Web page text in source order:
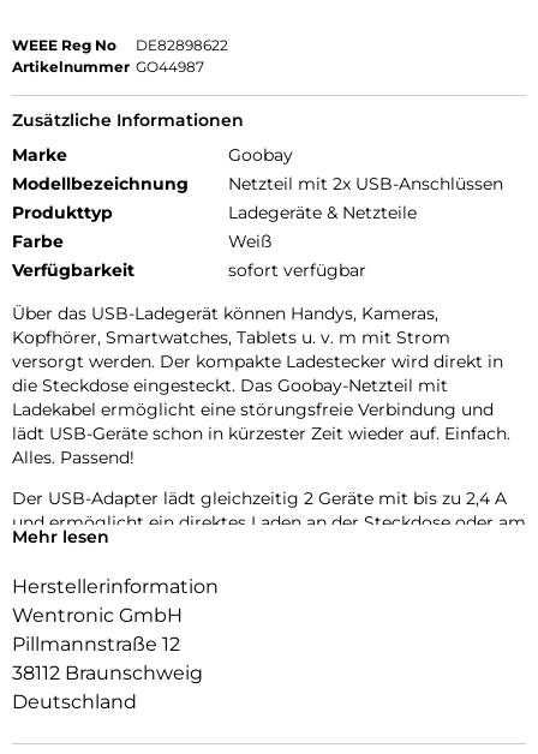
WEEE Reg No
DE82898622
Artikelnummer GO44987
Zusätzliche Informationen
Marke
Goobay
Modellbezeichnung
Netzteil mit 2x USB-Anschlüssen
Produkttyp
Ladegeräte & Netzteile
Farbe
Weiß
Verfügbarkeit
sofort verfügbar
Über das USB-Ladegerät können Handys, Kameras,
Kopfhörer, Smartwatches, Tablets u. v. m mit Strom
versorgt werden. Der kompakte Ladestecker wird direkt in
die Steckdose eingesteckt. Das Goobay-Netzteil mit
Ladekabel ermöglicht eine störungsfreie Verbindung und
lädt USB-Geräte schon in kürzester Zeit wieder auf. Einfach.
Alles. Passend!
Der USB-Adapter lädt gleichzeitig 2 Geräte mit bis zu 2,4 A
und ermöglicht ein direktes Laden an der Steckdose oder am
PC.
Der USB-Ladestecker ist mit Smartphones und Tablets
kompatibel, die über USB-C-Kabel geladen werden.
Die integrierte Schutzelektronik des USB-Steckers sichert
angeschlossene Geräte gegen Überstrom, Überladung und
Überhitzung.
Durch die kompakte Bauform passt der USB-C-Adapter in
Mehr lesen
Herstellerinformation
Wentronic GmbH
Pillmannstraße 12
38112 Braunschweig
Deutschland